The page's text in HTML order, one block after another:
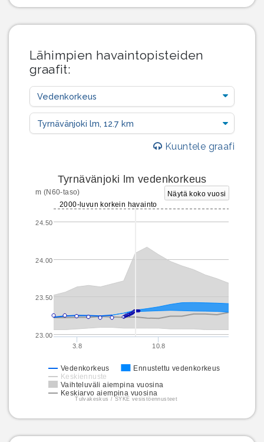
Lähimpien havaintopisteiden
graafit:
Kuuntele graafi
Tyrnävänjoki lm vedenkorkeus
m (N60-taso)
Vedenkorkeus
Ennustettu vedenkorkeus
Keskiennuste
Vaihteluväli aiempina vuosina
Keskiarvo aiempina vuosina
3.8 10.8
23.00
23.50
24.00
24.50
2000-luvun korkein havainto
Tulvakeskus / SYKE vesistöennusteet
Näytä koko vuosi